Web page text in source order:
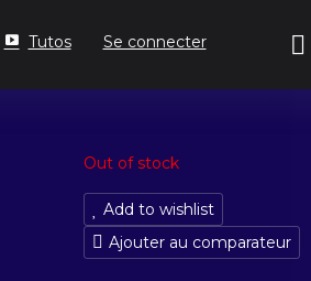
Tutos Se connecter
Out of stock
Add to wishlist
Ajouter au comparateur